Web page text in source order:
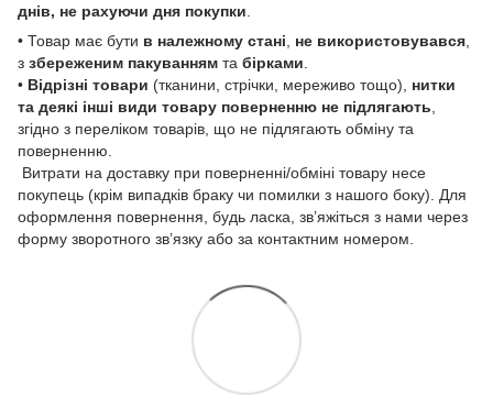
днів, не рахуючи дня покупки
• Товар має бути в належному стані не використовувався
з збереженим пакуванням та бірками
• Відрізні товари (тканини, стрічки, мереживо тощо), нитки
та деякі інші види товару поверненню не підлягають
згідно з переліком товарів, що не підлягають обміну та
поверненню.
Витрати на доставку при поверненні/обміні товару несе
покупець (крім випадків браку чи помилки з нашого боку). Для
оформлення повернення, будь ласка, зв’яжіться з нами через
форму зворотного зв’язку або за контактним номером.